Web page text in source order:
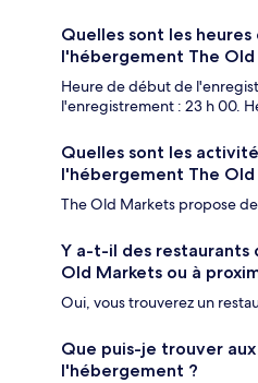
Quelles sont les
l'hébergement The Old
Heure de début de
l'enregistrement : 23 h 00.
Quelles sont les
l'hébergement The
The Old Markets propose
Y a-t-il des restaurants
Old Markets ou à
Oui, vous trouverez un
Que puis-je trouver
l'hébergement ?